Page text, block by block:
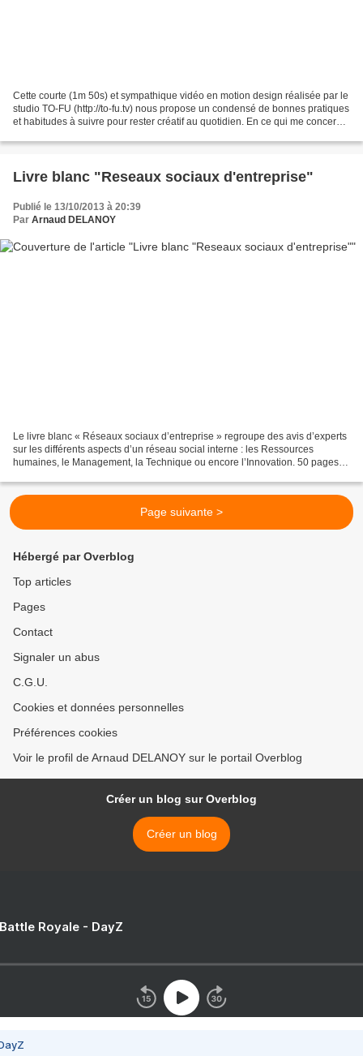
Cette courte (1m 50s) et sympathique vidéo en motion design réalisée par le
studio TO-FU (http://to-fu.tv) nous propose un condensé de bonnes pratiques
et habitudes à suivre pour rester créatif au quotidien. En ce qui me concerne,
Livre blanc "Reseaux sociaux d'entreprise"
Publié le 13/10/2013 à 20:39
Par Arnaud DELANOY
Le livre blanc « Réseaux sociaux d’entreprise » regroupe des avis d’experts
sur les différents aspects d’un réseau social interne : les Ressources
humaines, le Management, la Technique ou encore l’Innovation. 50 pages –
Page suivante >
Hébergé par Overblog
Top articles
Pages
Contact
Signaler un abus
C.G.U.
Cookies et données personnelles
Préférences cookies
Voir le profil de Arnaud DELANOY sur le portail Overblog
Créer un blog sur Overblog
Créer un blog
Royale - DayZ